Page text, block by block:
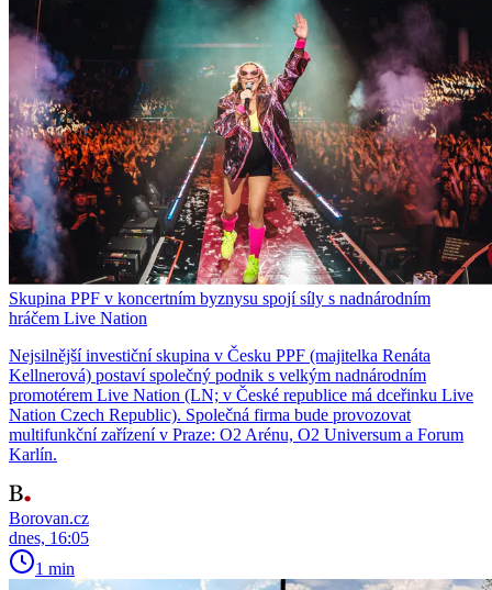
Skupina PPF v koncertním byznysu spojí síly s nadnárodním
hráčem Live Nation
Nejsilnější investiční skupina v Česku PPF (majitelka Renáta
Kellnerová) postaví společný podnik s velkým nadnárodním
promotérem Live Nation (LN; v České republice má dceřinku Live
Nation Czech Republic). Společná firma bude provozovat
multifunkční zařízení v Praze: O2 Arénu, O2 Universum a Forum
Karlín.
Borovan.cz
dnes, 16:05
1 min